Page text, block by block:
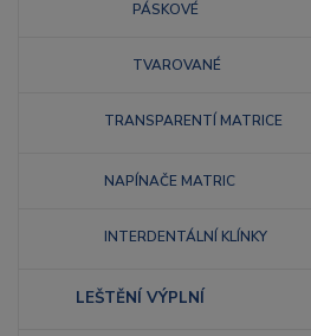
PÁSKOVÉ
TVAROVANÉ
TRANSPARENTÍ MATRICE
NAPÍNAČE MATRIC
INTERDENTÁLNÍ KLÍNKY
LEŠTĚNÍ VÝPLNÍ